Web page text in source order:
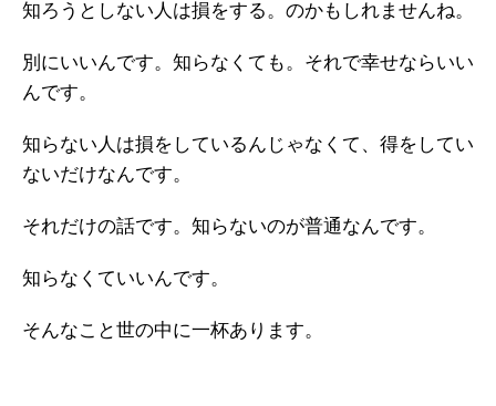
知ろうとしない人は損をする。のかもしれませんね。
別にいいんです。知らなくても。それで幸せならいい
んです。
知らない人は損をしているんじゃなくて、得をしてい
ないだけなんです。
それだけの話です。知らないのが普通なんです。
知らなくていいんです。
そんなこと世の中に一杯あります。